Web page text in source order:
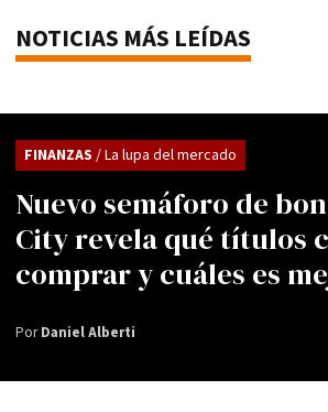
NOTICIAS MÁS LEÍDAS
Nuevo semáforo de
City revela qué títulos
comprar y cuáles es
FINANZAS / La lupa del mercado
PorDaniel Alberti